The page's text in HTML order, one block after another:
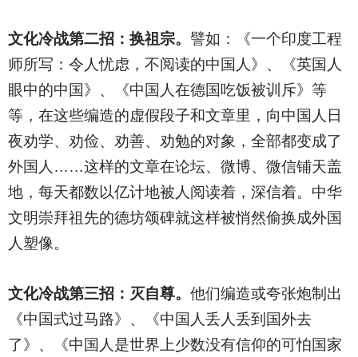
文化冷战第二招：换祖宗。 譬如：《一个印度工程
师所写：令人忧虑，不阅读的中国人》、《英国人
眼中的中国》、《中国人在德国吃饭被训斥》等
等，在这些编造的虚假段子和文章里，向中国人日
夜劝学、劝俭、劝善、劝勉的对象，全部都变成了
外国人……这样的文章在论坛、微博、微信铺天盖
地，每天都数以亿计地被人阅读着，深信着。中华
文明崇拜祖先的德坊颂碑就这样被悄然偷换成外国
人塑像。
文化冷战第三招：灭自尊。 他们编造或夸张炮制出
《中国式过马路》、《中国人丢人丢到国外去
了》、《中国人是世界上少数没有信仰的可怕国家